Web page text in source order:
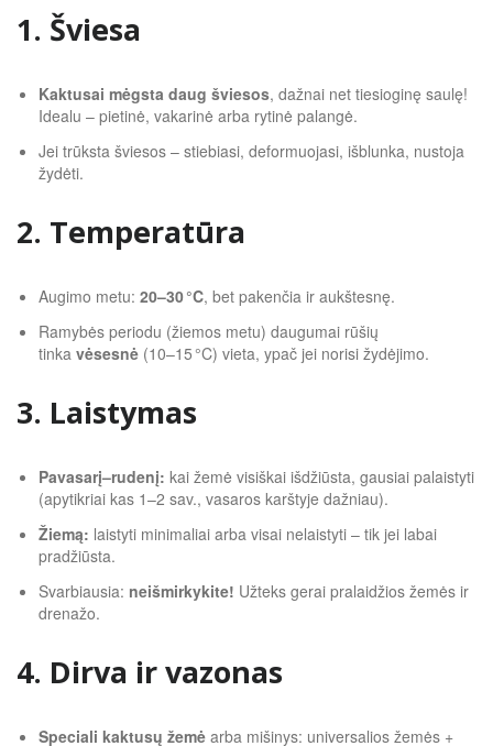
1. Šviesa
Kaktusai mėgsta daug šviesos, dažnai net tiesioginę saulę!
Idealu – pietinė, vakarinė arba rytinė palangė.
Jei trūksta šviesos – stiebiasi, deformuojasi, išblunka, nustoja
žydėti.
2. Temperatūra
Augimo metu: 20–30 °C, bet pakenčia ir aukštesnę.
Ramybės periodu (žiemos metu) daugumai rūšių
tinka vėsesnė (10–15 °C) vieta, ypač jei norisi žydėjimo.
3. Laistymas
Pavasarį–rudenį: kai žemė visiškai išdžiūsta, gausiai palaistyti
(apytikriai kas 1–2 sav., vasaros karštyje dažniau).
Žiemą: laistyti minimaliai arba visai nelaistyti – tik jei labai
pradžiūsta.
Svarbiausia: neišmirkykite! Užteks gerai pralaidžios žemės ir
drenažo.
4. Dirva ir vazonas
Speciali kaktusų žemė arba mišinys: universalios žemės +